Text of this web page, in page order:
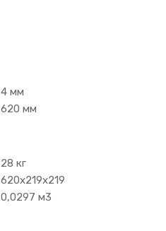
4 мм
620 мм
28 кг
620х219х219
0,0297 м3